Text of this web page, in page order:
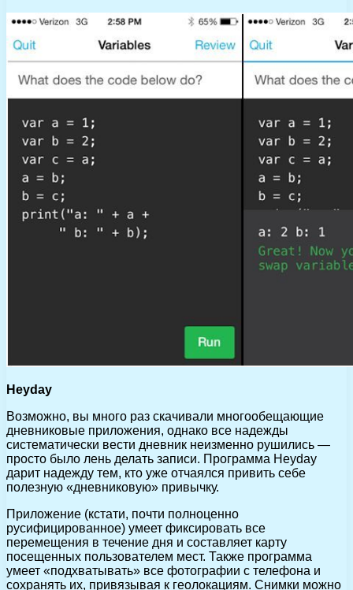
Heyday
Возможно, вы много раз скачивали многообещающие
дневниковые приложения, однако все надежды
систематически вести дневник неизменно рушились —
просто было лень делать записи. Программа Heyday
дарит надежду тем, кто уже отчаялся привить себе
полезную «дневниковую» привычку.
Приложение (кстати, почти полноценно
русифицированное) умеет фиксировать все
перемещения в течение дня и составляет карту
посещенных пользователем мест. Также программа
умеет «подхватывать» все фотографии с телефона и
сохранять их, привязывая к геолокациям. Снимки можно